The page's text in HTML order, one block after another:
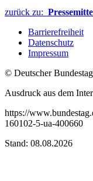
zurück zu:
Barrierefreiheit
Datenschutz
Impressum
© Deutscher Bundestag
Ausdruck aus dem
https://
160102-5-ua-400660
Stand: 08.08.2026